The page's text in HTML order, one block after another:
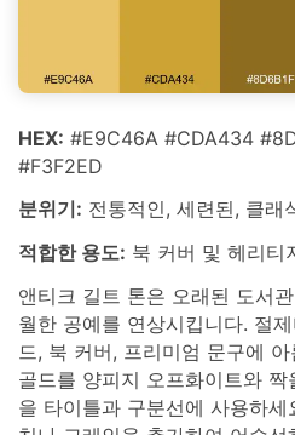
HEX: #E9C46A #CDA434
#F3F2ED
분위기: 전통적인, 세련된, 클래
적합한 용도: 북 커버 및 헤리티
앤티크 길트 톤은 오래된 도서
월한 공예를 연상시킵니다. 절
드, 북 커버, 프리미엄 문구에
골드를 양피지 오프화이트와
을 타이틀과 구분선에 사용하